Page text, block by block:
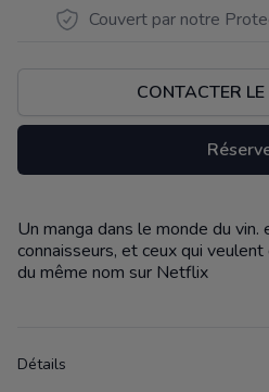
Couvert par notre
CONTACTER
Description
Un manga dans le monde du
connaisseurs, et ceux qui
du même nom sur Netflix
Détails